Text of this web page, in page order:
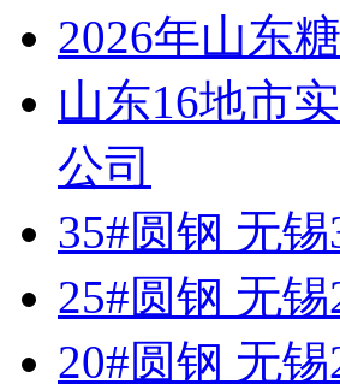
2026年山东
山东16地市
公司
35#圆钢 无锡
25#圆钢 无锡
20#圆钢 无锡